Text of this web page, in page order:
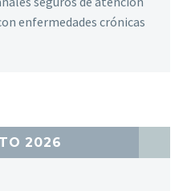
enfermedades crónicas
2026